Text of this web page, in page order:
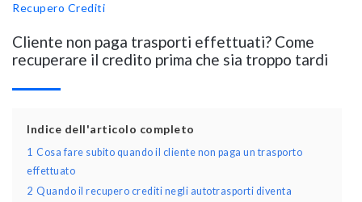
Recupero Crediti
Cliente non paga trasporti effettuati? Come
recuperare il credito prima che sia troppo tardi
Indice dell'articolo completo
1 Cosa fare subito quando il cliente non paga un trasporto
effettuato
2 Quando il recupero crediti negli autotrasporti diventa